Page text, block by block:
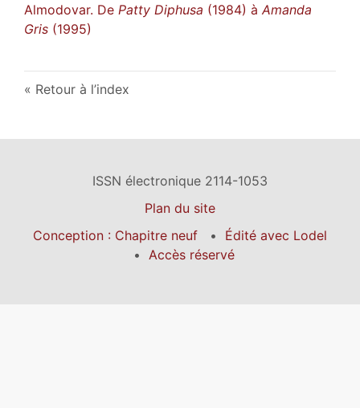
Almodovar. De Patty Diphusa (1984) à Amanda
Gris (1995)
Retour à l’index
ISSN électronique 2114-1053
Plan du site
Conception : Chapitre neuf
Édité avec Lodel
Accès réservé